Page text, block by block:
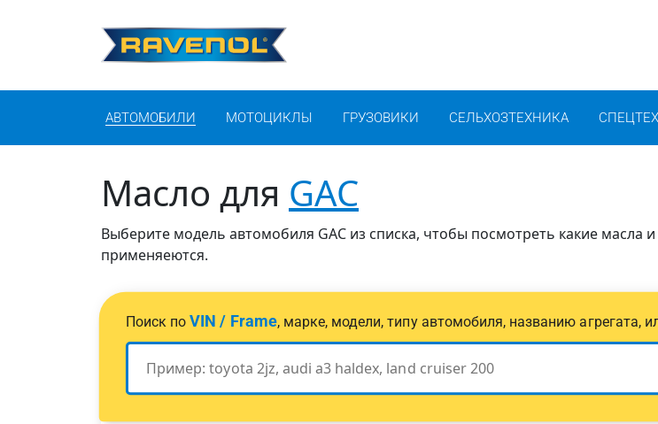
АВТОМОБИЛИ МОТОЦИКЛЫ ГРУЗОВИКИ СЕЛЬХОЗТЕХНИКА
Масло для GAC
Выберите модель автомобиля GAC из списка, чтобы посмотреть какие масла
применяеются.
Поиск поVIN / Frame, марке, модели, типу автомобиля, названию агрегата,